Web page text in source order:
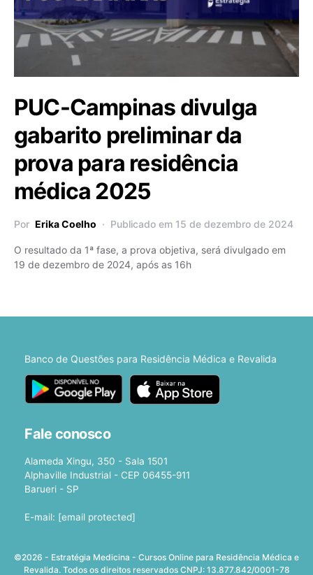
PUC-Campinas divulga
gabarito preliminar da
prova para residência
médica 2025
Por Erika Coelho Publicado em 15 de dezembro de 2024
O resultado da 1ª fase, a prova objetiva, será divulgado em
19 de dezembro de 2024, após as 16h
Banco de Questões para Residência Médica e Revalida
Fale conosco
Alameda Xingu, 350 - Sala 1501
Alphaville Industrial - CEP 06455-911
Barueri - SP
E-mail: [email protected]
©2026 - Estratégia Medicina - Cursos Online para Residência Médica e
Revalida. Todos os direitos reservados CNPJ: 13.877.842/0001-78